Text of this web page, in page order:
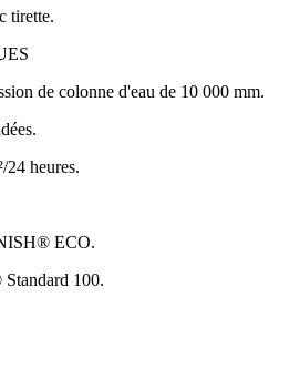
tirette.
de colonne d'eau de 10 000 mm.
24 heures.
ECO.
100.